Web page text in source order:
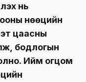
нь
нөөцийн
цаасны
бодлогын
Ийм огцом